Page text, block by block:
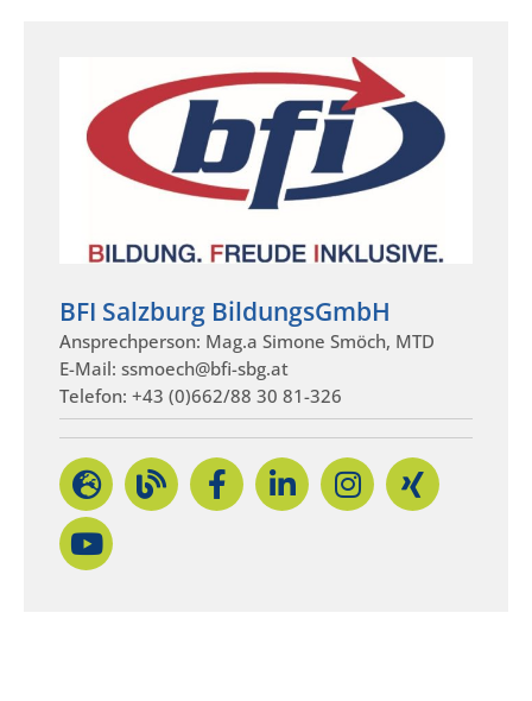
BFI Salzburg BildungsGmbH
Ansprechperson: Mag.a Simone Smöch, MTD
E-Mail: ssmoech@bfi-sbg.at
Telefon: +43 (0)662/88 30 81-326